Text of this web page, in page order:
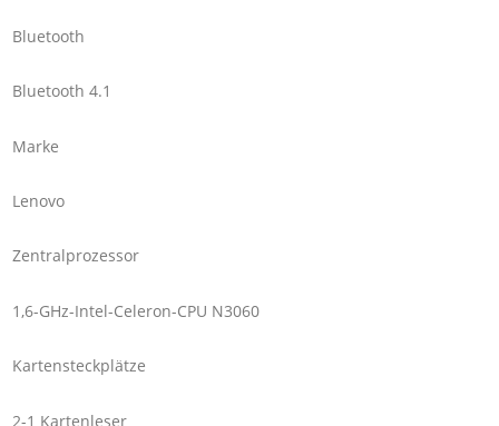
Bluetooth
Bluetooth 4.1
Marke
Lenovo
Zentralprozessor
1,6-GHz-Intel-Celeron-CPU N3060
Kartensteckplätze
2-1 Kartenleser